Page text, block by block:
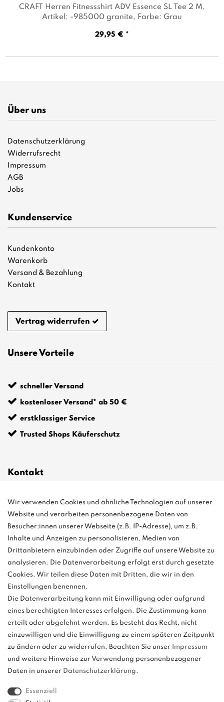
CRAFT Herren Fitnessshirt ADV Essence SL Tee 2 M,
Artikel: -985000 granite, Farbe: Grau
29,95 € *
Über uns
Datenschutzerklärung
Widerrufsrecht
Impressum
AGB
Jobs
Kundenservice
Kundenkonto
Warenkorb
Versand & Bezahlung
Kontakt
Vertrag widerrufen
Unsere Vorteile
schneller Versand
kostenloser Versand* ab 50 €
erstklassiger Service
Trusted Shops Käuferschutz
Kontakt
info@bonvenon.de
03763 4048350
Montag - Freitag, 08:00 - 16:00
Anrufe aus dem dt. Festnetz zum Ortstarif, Preise aus dem Mobilfunknetz
ggf. abweichend (abhängig vom Provider).
und
weitere.
Wir verwenden Cookies und ähnliche Technologien auf unserer
Website und verarbeiten personenbezogene Daten von
Besucher:innen unserer Webseite (z.B. IP-Adresse), um z.B.
Inhalte und Anzeigen zu personalisieren, Medien von
Drittanbietern einzubinden oder Zugriffe auf unsere Website zu
analysieren. Die Datenverarbeitung erfolgt erst durch gesetzte
Cookies. Wir teilen diese Daten mit Dritten, die wir in den
Einstellungen benennen.
Die Datenverarbeitung kann mit Einwilligung oder aufgrund
eines berechtigten Interesses erfolgen. Die Zustimmung kann
erteilt oder abgelehnt werden. Es besteht das Recht, nicht
einzuwilligen und die Einwilligung zu einem späteren Zeitpunkt
zu ändern oder zu widerrufen. Beachten Sie unser
Impressum
und weitere Hinweise zur Verwendung personenbezogener
Daten in unserer Daten­schutz­erklärung.
Essenziell
Sinne einer Preisermäßigung, sondern lediglich